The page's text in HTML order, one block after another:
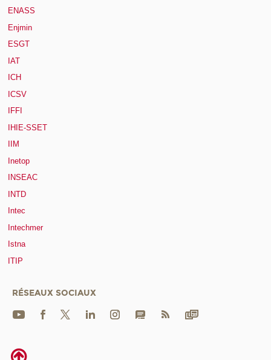
ENASS
Enjmin
ESGT
IAT
ICH
ICSV
IFFI
IHIE-SSET
IIM
Inetop
INSEAC
INTD
Intec
Intechmer
Istna
ITIP
RÉSEAUX SOCIAUX